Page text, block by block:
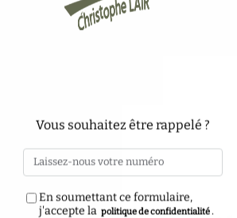
Vous souhaitez être rappelé ?
En soumettant ce formulaire,
j'accepte la politique de confidentialité .